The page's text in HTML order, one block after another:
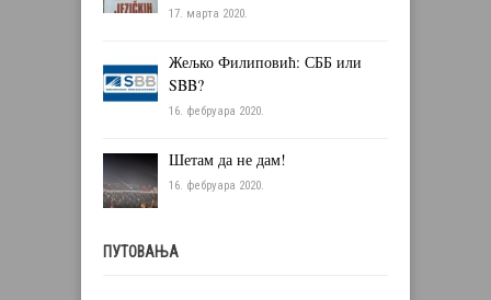
17. марта 2020.
Жељко Филиповић: СББ или
SBB?
16. фебруара 2020.
Шетам да не дам!
16. фебруара 2020.
ПУТОВАЊА